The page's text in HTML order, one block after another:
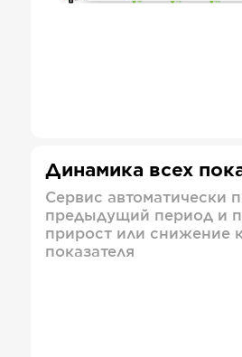
Динамика всех
Сервис автоматически
предыдущий период и
прирост или снижение
показателя